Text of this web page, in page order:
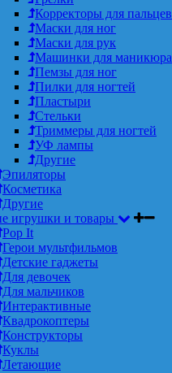
Корректоры для пальцев
Маски для ног
Маски для рук
Машинки для маникюра
Пемзы для ног
Пилки для ногтей
Пластыри
Стельки
Триммеры для ногтей
УФ лампы
Другие
Эпиляторы
Косметика
Другие
игрушки и товары
Pop It
Герои мультфильмов
Детские гаджеты
Для девочек
Для мальчиков
Интерактивные
Квадрокоптеры
Конструкторы
Куклы
Летающие